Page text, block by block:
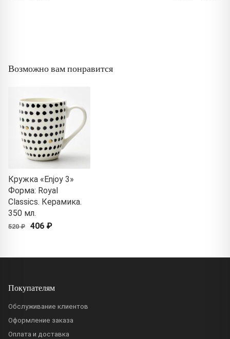
Возможно вам понравится
Кружка «Enjoy 3»
Форма: Royal
Classics. Керамика.
350 мл.
520 ₽ 406 ₽
Покупателям
Обслуживание клиентов
Оформление заказа
Оплата и доставка